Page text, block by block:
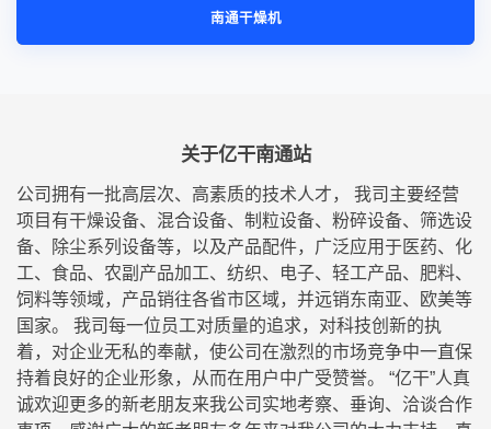
南通干燥机
关于亿干南通站
公司拥有一批高层次、高素质的技术人才， 我司主要经营
项目有干燥设备、混合设备、制粒设备、粉碎设备、筛选设
备、除尘系列设备等，以及产品配件，广泛应用于医药、化
工、食品、农副产品加工、纺织、电子、轻工产品、肥料、
饲料等领域，产品销往各省市区域，并远销东南亚、欧美等
国家。 我司每一位员工对质量的追求，对科技创新的执
着，对企业无私的奉献，使公司在激烈的市场竞争中一直保
持着良好的企业形象，从而在用户中广受赞誉。 “亿干”人真
诚欢迎更多的新老朋友来我公司实地考察、垂询、洽谈合作